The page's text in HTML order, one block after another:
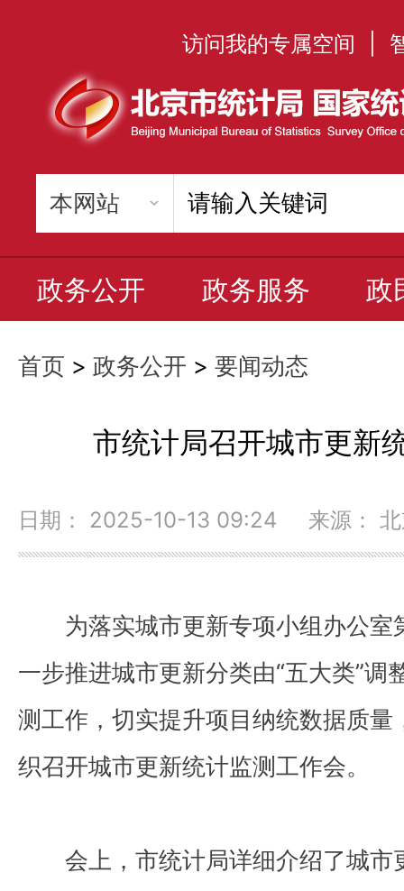
访问我的专属空间
政务公开 政务服务 政
首页 > 政务公开 > 要闻动态
市统计局召开城市更新
日期： 2025-10-13 09:24 来源： 北
为落实城市更新专项小组办公
一步推进城市更新分类由“五大类”调
测工作，切实提升项目纳统数据质
织召开城市更新统计监测工作会。
会上，市统计局详细介绍了城